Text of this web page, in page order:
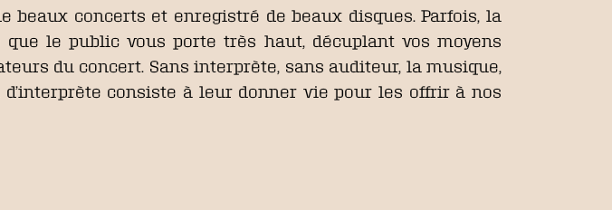
beaux concerts et enregistré de beaux disques. Parfois, la
le public vous porte très haut, décuplant vos moyens
du concert. Sans interprète, sans auditeur, la musique,
consiste à leur donner vie pour les offrir à nos